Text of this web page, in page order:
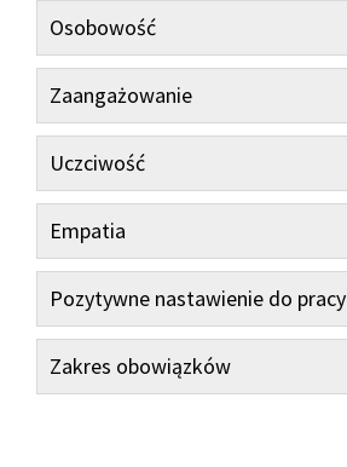
Osobowość
Zaangażowanie
Uczciwość
Empatia
Pozytywne nastawienie do pracy
Zakres obowiązków